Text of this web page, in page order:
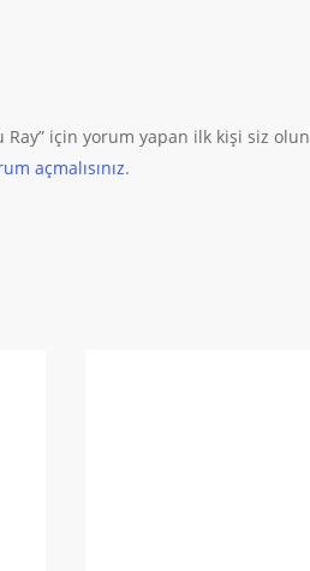
için yorum yapan ilk kişi siz olun
açmalısınız.